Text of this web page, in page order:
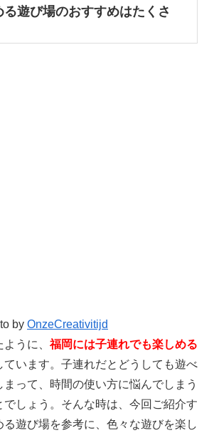
遊び場のおすすめはたくさ
by OnzeCreativitijd
ように、福岡には子連れでも楽しめる
ています。子連れだとどうしても遊べ
って、時間の使い方に悩んでしまう
でしょう。そんな時は、今回ご紹介す
る遊び場を参考に、色々な遊びを楽し